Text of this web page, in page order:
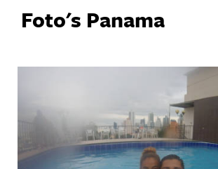
Foto's Panama